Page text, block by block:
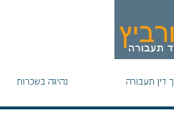
דין תעבורה נהיגה בשכרות